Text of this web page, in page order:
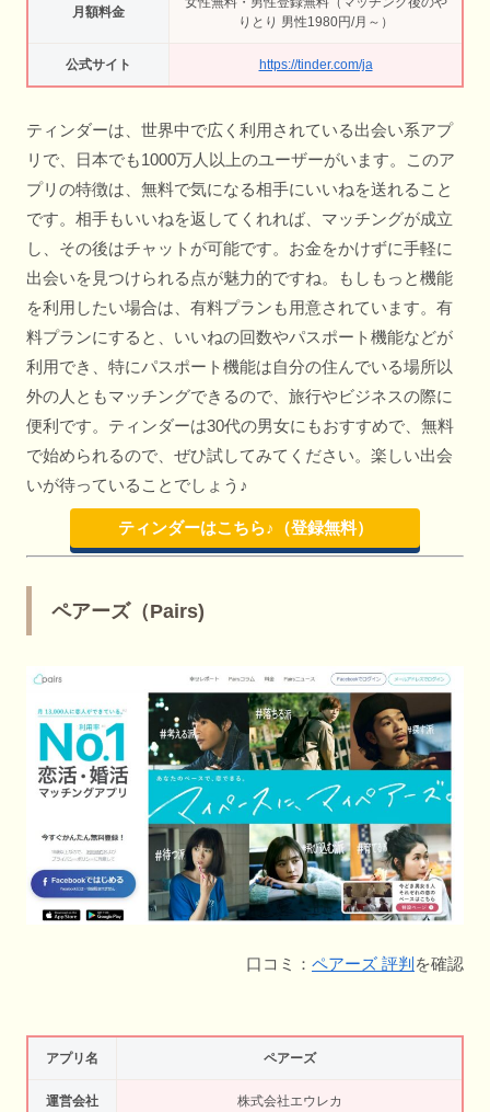
月額料金
りとり 男性1980円/月～）
公式サイト https://tinder.com/ja
ティンダーは、世界中で広く利用されている出会い系アプ
リで、日本でも1000万人以上のユーザーがいます。このア
プリの特徴は、無料で気になる相手にいいねを送れること
です。相手もいいねを返してくれれば、マッチングが成立
し、その後はチャットが可能です。お金をかけずに手軽に
出会いを見つけられる点が魅力的ですね。もしもっと機能
を利用したい場合は、有料プランも用意されています。有
料プランにすると、いいねの回数やパスポート機能などが
利用でき、特にパスポート機能は自分の住んでいる場所以
外の人ともマッチングできるので、旅行やビジネスの際に
便利です。ティンダーは30代の男女にもおすすめで、無料
で始められるので、ぜひ試してみてください。楽しい出会
いが待っていることでしょう♪
ティンダーはこちら♪（登録無料）
ペアーズ（Pairs)
口コミ： ペアーズ 評判 を確認
アプリ名 ペアーズ
運営会社 株式会社エウレカ